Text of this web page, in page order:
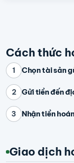
Cách thức
1 Chọn tài sản
2 Gửi tiền đến
3 Nhận tiền
Giao dịch